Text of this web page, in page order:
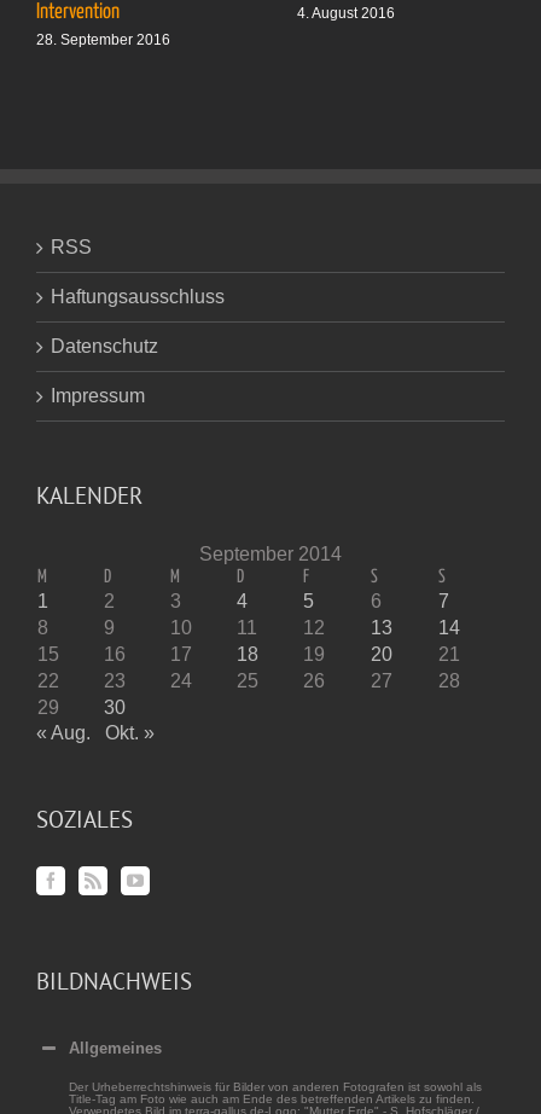
Intervention
28. September 2016
4. August 2016
RSS
Haftungsausschluss
Datenschutz
Impressum
KALENDER
September 2014
M D M D F S S
1 2 3 4 5 6
7
8
9 10 11 12 13
14
15
16 17 18 19 20
21
22
23 24 25 26 27
28
29
30
« Aug.
Okt. »
SOZIALES
BILDNACHWEIS
Allgemeines
Der Urheberrechtshinweis für Bilder von anderen Fotografen ist sowohl als
Title-Tag am Foto wie auch am Ende des betreffenden Artikels zu finden.
Verwendetes Bild im terra-gallus.de-Logo: "Mutter Erde" - S. Hofschläger /